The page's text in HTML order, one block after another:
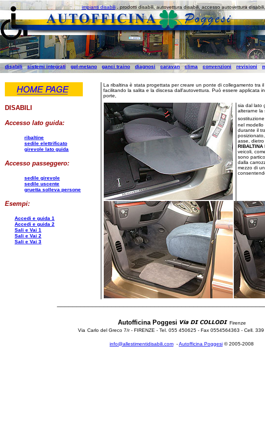
impianti disabili, prodotti disabili, autovettura disabili, accesso autovettura
disabili sistemi integrati gpl-metano ganci traino diagnosi caravan clima convenzioni revisioni
DISABILI
Accesso lato guida:
ribaltine
sedile elettrificato
girevole lato guida
Accesso passeggero:
sedile girevole
sedile uscente
gruetta solleva persone
Esempi:
Accedi e guida 1
Accedi e guida 2
Sali e Vai 1
Sali e Vai 2
Sali e Vai 3
La ribaltina è stata progettata per creare un ponte di collegamento tra
facilitando la salita e la discesa dall'autovettura. Può essere applicata
porte,
sia dal lato
alterarne la
sostituzione
nel modello
durante il
asse, dietro
RIBALTINA
veicoli,
sono
dalla
mezzo di
Autofficina Poggesi
Firenze
Via Carlo del Greco 7/r - FIRENZE - Tel. 055 450625 - Fax 0554564363 - Cell.
info@allestimentidisabili.com -Autofficina Poggesi © 2005-2008